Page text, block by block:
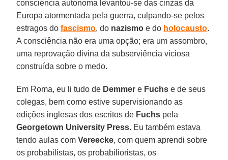
consciência autônoma levantou-se das cinzas da
Europa atormentada pela guerra, culpando-se pelos
estragos dofascismo, do nazismo e do holocausto.
A consciência não era uma opção; era um assombro,
uma reprovação divina da subserviência viciosa
construída sobre o medo.
Em Roma, eu li tudo de Demmer e Fuchs e de seus
colegas, bem como estive supervisionando as
edições inglesas dos escritos de Fuchs pela
Georgetown University Press. Eu também estava
tendo aulas comVereecke, com quem aprendi sobre
os probabilistas, os probabilioristas, os